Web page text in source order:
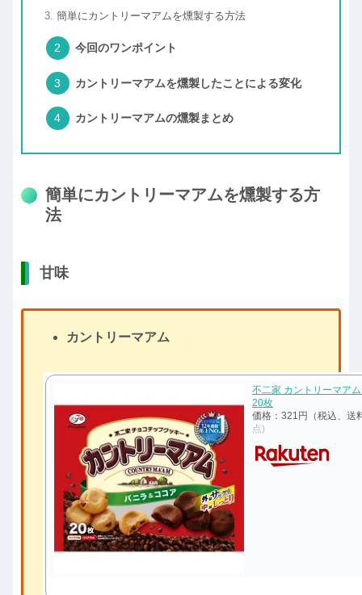
簡単にカントリーマアムを燻製する方法
今回のワンポイント
カントリーマアムを燻製したことによる変化
カントリーマアムの燻製まとめ
簡単にカントリーマアムを燻製する方
法
甘味
カントリーマアム
不二家 カントリーマア
20枚
価格：321円（税込、送
点)